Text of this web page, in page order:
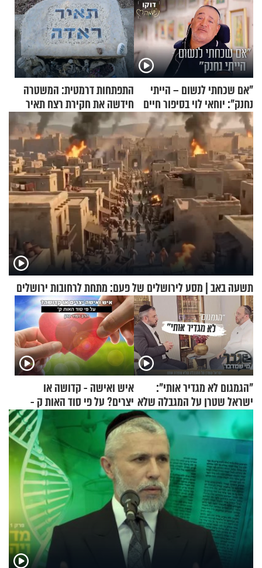
"אם שכחתי לנשום – הייתי
נחנק": יוחאי לוי בסיפור חיים
מעורר השראה
התפתחות דרמטית: המשטרה
חידשה את חקירת רצח תאיר
ראדה
תשעה באב | מסע לירושלים של פעם: מתחת לרחובות ירושלים
"הגמגום לא מגדיר אותי":
ישראל שטרן על המגבלה שלא
עוצרת אותו
איש ואישה - קדושה או
יצרים? על פי סוד האות ק -
הרב זמיר כהן